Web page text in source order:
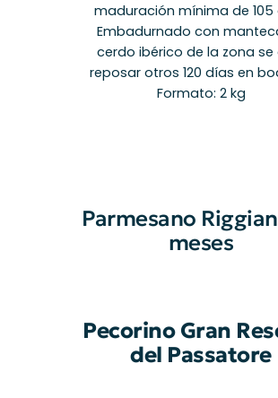
maduración mínima de 105
Embadurnado con
cerdo ibérico de la zona se
reposar otros 120 días en
Formato: 2 kg
Parmesano
meses
Pecorino Gran
del Passatore